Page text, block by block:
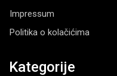
Impressum
Politika o kolačićima
Kategorije